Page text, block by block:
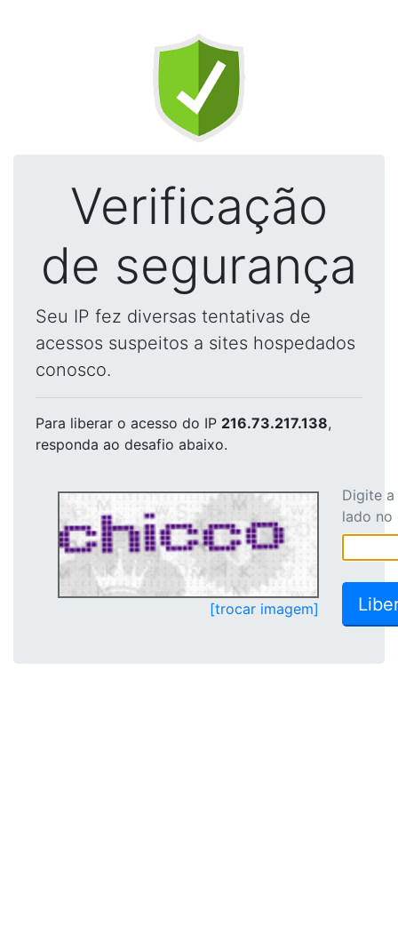
Verificação
de segurança
Seu IP fez diversas tentativas de
acessos suspeitos a sites hospedados
conosco.
Para liberar o acesso do IP 216.73.217.138,
responda ao desafio abaixo.
[trocar imagem]
Digite
lado no